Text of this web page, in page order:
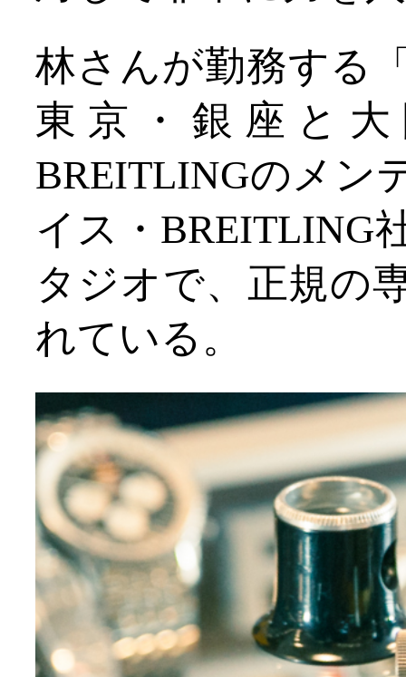
林さんが勤務する
東京・銀座と
BREITLINGのメン
イス・BREITLING
タジオで、正規の
れている。